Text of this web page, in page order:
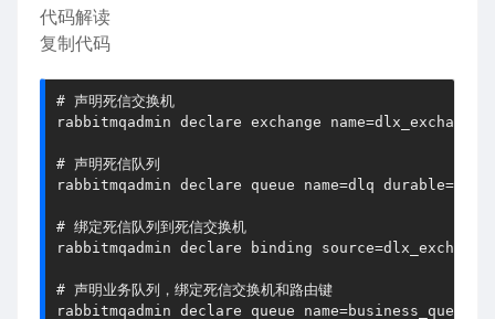
代码解读
复制代码
# 声明死信交换机
rabbitmqadmin declare exchange name=dlx_exchange
# 声明死信队列
rabbitmqadmin declare queue name=dlq durable=
# 绑定死信队列到死信交换机
rabbitmqadmin declare binding source
# 声明业务队列，绑定死信交换机和路由键
rabbitmqadmin declare queue name=business_queue